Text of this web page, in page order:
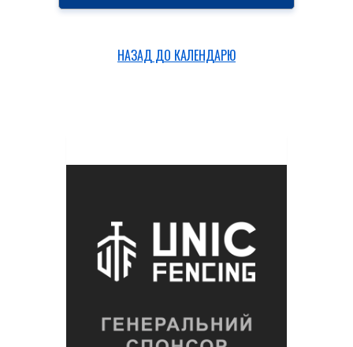
НАЗАД ДО КАЛЕНДАРЮ